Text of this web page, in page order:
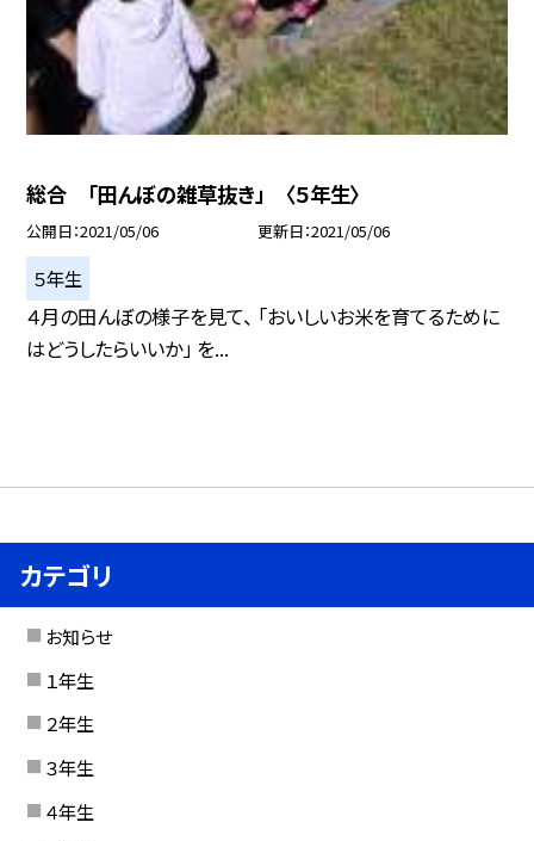
総合 「田んぼの雑草抜き」 〈５年生〉
公開日 2021/05/06 更新日 2021/05/06
５年生
４月の田んぼの様子を見て、 「おいしいお米を育てるために
はどうしたらいいか」 を...
カテゴリ
お知らせ
１年生
２年生
３年生
４年生